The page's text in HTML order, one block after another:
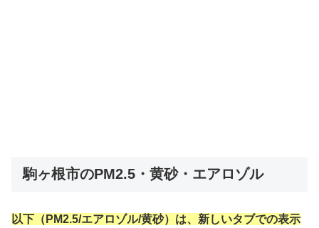
駒ヶ根市のPM2.5・黄砂・エアロゾル
以下（PM2.5/エアロゾル/黄砂）は、新しいタブでの表示